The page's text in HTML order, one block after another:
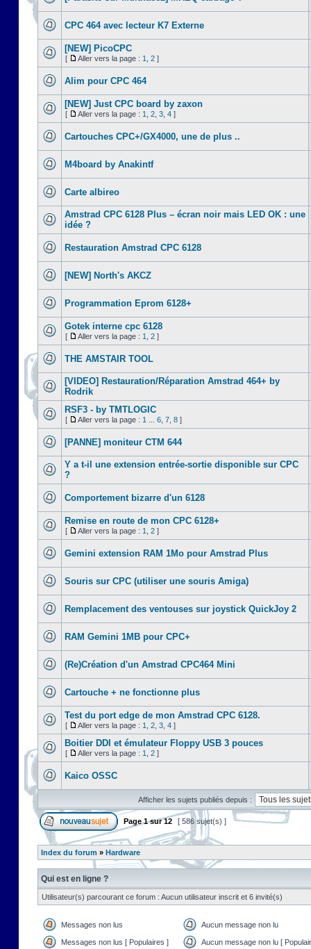
CPC 464 avec lecteur K7 Externe
[NEW] PicoCPC
[ Aller vers la page : 1 2 ]
Alim pour CPC 464
[NEW] Just CPC board by zaxon
[ Aller vers la page : 1 2 3 4 ]
Cartouches CPC+/GX4000, une de plus ..
M4board by Anakintf
Carte albireo
Amstrad CPC 6128 Plus – écran noir mais LED OK : une
idée ?
Restauration Amstrad CPC 6128
[NEW] North's AKCZ
Programmation Eprom 6128+
Gotek interne cpc 6128
[ Aller vers la page : 1 2 ]
THE AMSTAIR TOOL
[VIDEO] Restauration/Réparation Amstrad 464+ by
Rodrik
RSF3 - by TMTLOGIC
[ Aller vers la page : 1 6 7 8 ]
[PANNE] moniteur CTM 644
Y a t-il une extension entrée-sortie disponible sur CPC
?
Comportement bizarre d'un 6128
Remise en route de mon CPC 6128+
[ Aller vers la page : 1 2 ]
Gemini extension RAM 1Mo pour Amstrad Plus
Souris sur CPC (utiliser une souris Amiga)
Remplacement des ventouses sur joystick QuickJoy 2
RAM Gemini 1MB pour CPC+
(Re)Création d'un Amstrad CPC464 Mini
Cartouche + ne fonctionne plus
Test du port edge de mon Amstrad CPC 6128.
[ Aller vers la page : 1 2 3 4 ]
Boitier DDI et émulateur Floppy USB 3 pouces
[ Aller vers la page : 1 2 ]
Kaico OSSC
Afficher les sujets publiés depuis :
Page1sur12 [ 586 sujet(s) ]
Index du forum » Hardware
Qui est en ligne ?
Utilisateur(s) parcourant ce forum : Aucun utilisateur inscrit et 6 invité(s)
Messages non lus Aucun message non lu
Messages non lus [ Populaires ] Aucun message non lu [